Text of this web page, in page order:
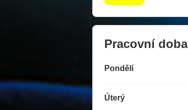
Pracovní doba
Pondělí
Úterý